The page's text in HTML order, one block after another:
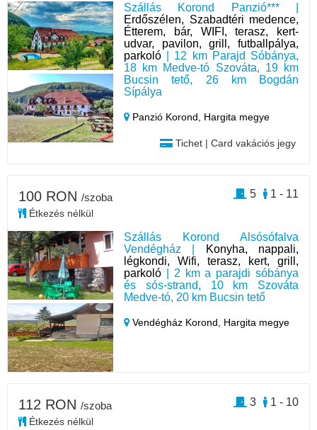
Szállás Korond Panzió*** |
Erdőszélen, Szabadtéri medence,
Étterem, bár, WIFI, terasz, kert-
udvar, pavilon, grill, futballpálya,
parkoló | 12 km Parajd Sóbánya,
18 km Medve-tó Szováta, 19 km
Bucsin tető, 26 km Bogdán
Sípálya
Panzió Korond, Hargita megye
Tichet | Card vakációs jegy
Szállás Korond Alsósófalva
Vendégház |
Konyha, nappali,
légkondi, Wifi, terasz, kert, grill,
parkoló | 2 km a parajdi sóbánya
és sós-strand, 10 km Szováta
Medve-tó, 20 km Bucsin tető
Vendégház Korond, Hargita megye
100 RON /szoba
Étkezés nélkül
1 - 11
5
112 RON /szoba
Étkezés nélkül
1 - 10
3